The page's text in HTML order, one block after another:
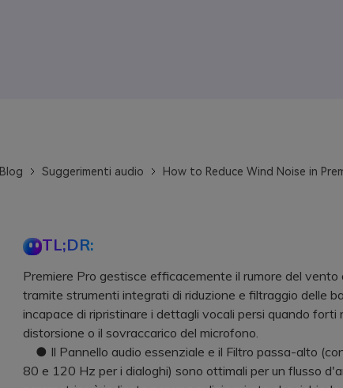
Blog Suggerimenti audio How to Reduce Wind Noise in
TL;DR:
Premiere Pro gestisce efficacemente il rumore del vento
tramite strumenti integrati di riduzione e filtraggio delle
incapace di ripristinare i dettagli vocali persi quando forti
distorsione o il sovraccarico del microfono.
● Il Pannello audio essenziale e il Filtro passa-alto
80 e 120 Hz per i dialoghi) sono ottimali per un flusso